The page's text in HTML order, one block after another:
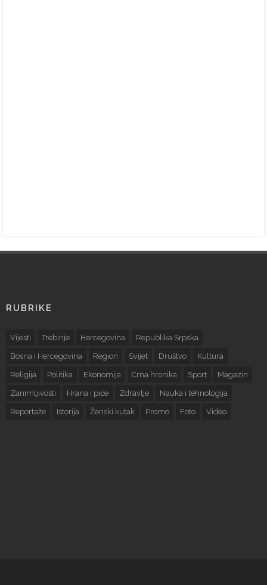
RUBRIKE
Vijesti Trebinje Hercegovina Republika Srpska
Bosna i Hercegovina Region Svijet Društvo Kultura
Religija Politika Ekonomija Crna hronika Sport Magazin
Zanimljivosti Hrana i piće Zdravlje Nauka i tehnologija
Reportaže Istorija Ženski kutak Promo Foto Video